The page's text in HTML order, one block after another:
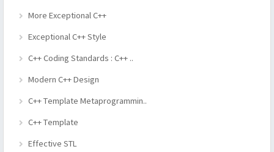
More Exceptional C++
Exceptional C++ Style
C++ Coding Standards : C++ ..
Modern C++ Design
C++ Template Metaprogrammin..
C++ Template
Effective STL